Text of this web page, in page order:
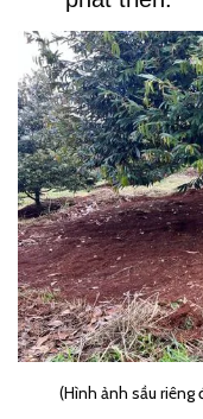
(Hình ảnh sầu